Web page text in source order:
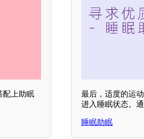
配上助眠
最后，适度的运
进入睡眠状态。
睡眠助眠